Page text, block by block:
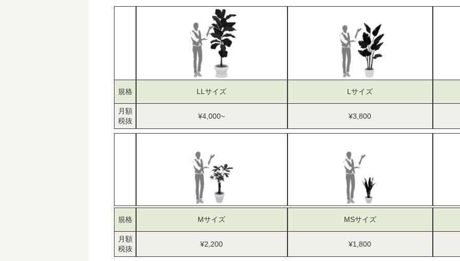
規格 LLサイズ Lサイズ
月額
税抜
¥4,000~ ¥3,800
規格 Mサイズ MSサイズ
月額
税抜
¥2,200 ¥1,800